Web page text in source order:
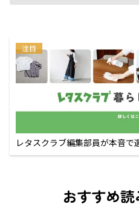
注目
レタスクラブ編集部員が本音で
おすすめ